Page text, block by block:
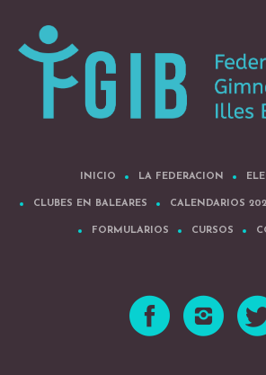
INICIO LA FEDERACION
CLUBES EN BALEARES CALENDARIOS
FORMULARIOS CURSOS